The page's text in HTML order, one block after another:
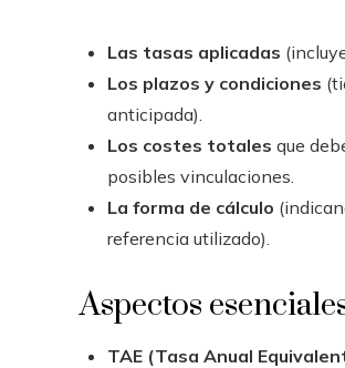
Las tasas aplicadas
Los plazos y condiciones
anticipada).
Los costes totales que
posibles vinculaciones.
La forma de cálculo
referencia utilizado).
Aspectos
TAE (Tasa Anual